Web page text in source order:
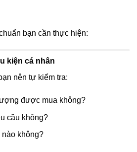
bạn cần thực hiện:
kiện cá nhân
nên tự kiểm tra:
được mua không?
cầu không?
không?